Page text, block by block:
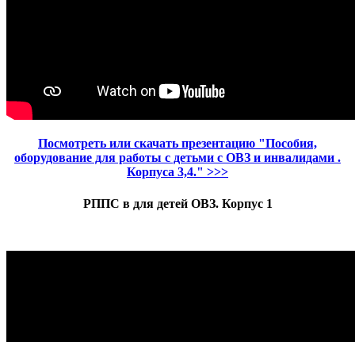
Посмотреть или скачать презентацию "Пособия,
оборудование для работы с детьми ​с ОВЗ и инвалидами .
Корпуса 3,4." >>>
РППС в для детей ОВЗ. Корпус 1